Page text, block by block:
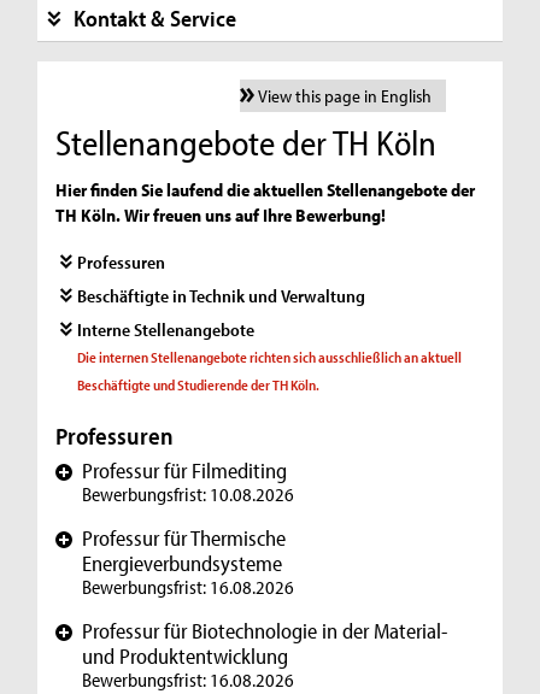
Kontakt & Service
View this page in English
Stellenangebote der TH Köln
Hier finden Sie laufend die aktuellen Stellenangebote der
TH Köln. Wir freuen uns auf Ihre Bewerbung!
Professuren
Beschäftigte in Technik und Verwaltung
Interne Stellenangebote
Die internen Stellenangebote richten sich ausschließlich an aktuell
Beschäftigte und Studierende der TH Köln.
Professuren
+ Professur für Filmediting
Bewerbungsfrist: 10.08.2026
+ Professur für Thermische
Energieverbundsysteme
Bewerbungsfrist: 16.08.2026
+ Professur für Biotechnologie in der Material-
und Produktentwicklung
Bewerbungsfrist: 16.08.2026